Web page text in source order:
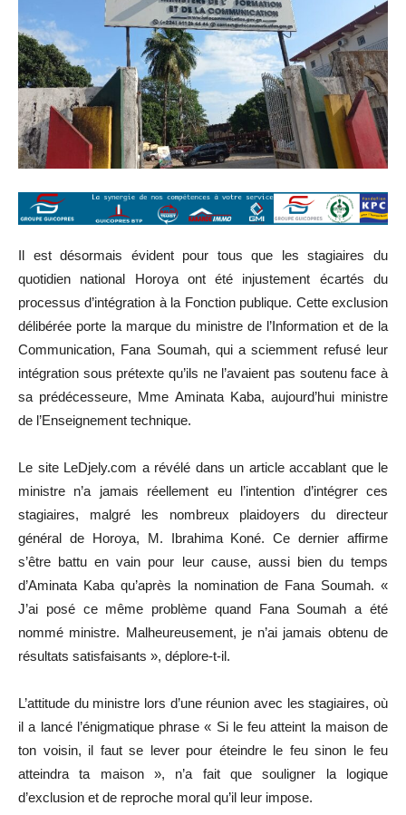
Il est désormais évident pour tous que les stagiaires du
quotidien national Horoya ont été injustement écartés du
processus d’intégration à la Fonction publique. Cette exclusion
délibérée porte la marque du ministre de l’Information et de la
Communication, Fana Soumah, qui a sciemment refusé leur
intégration sous prétexte qu’ils ne l’avaient pas soutenu face à
sa prédécesseure, Mme Aminata Kaba, aujourd’hui ministre
de l’Enseignement technique.
Le site LeDjely.com a révélé dans un article accablant que le
ministre n’a jamais réellement eu l’intention d’intégrer ces
stagiaires, malgré les nombreux plaidoyers du directeur
général de Horoya, M. Ibrahima Koné. Ce dernier affirme
s’être battu en vain pour leur cause, aussi bien du temps
d’Aminata Kaba qu’après la nomination de Fana Soumah. «
J’ai posé ce même problème quand Fana Soumah a été
nommé ministre. Malheureusement, je n’ai jamais obtenu de
résultats satisfaisants », déplore-t-il.
L’attitude du ministre lors d’une réunion avec les stagiaires, où
il a lancé l’énigmatique phrase « Si le feu atteint la maison de
ton voisin, il faut se lever pour éteindre le feu sinon le feu
atteindra ta maison », n’a fait que souligner la logique
d’exclusion et de reproche moral qu’il leur impose.